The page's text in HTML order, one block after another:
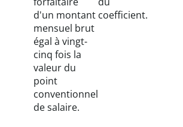
d'un montant
mensuel brut
égal à vingt-
cinq fois la
valeur du
point
conventionnel
de salaire.
coefficient.